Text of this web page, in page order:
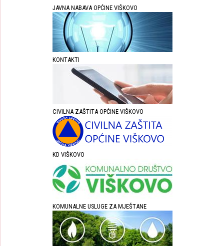
JAVNA NABAVA OPĆINE VIŠKOVO
KONTAKTI
CIVILNA ZAŠTITA OPĆINE VIŠKOVO
KD VIŠKOVO
KOMUNALNE USLUGE ZA MJEŠTANE